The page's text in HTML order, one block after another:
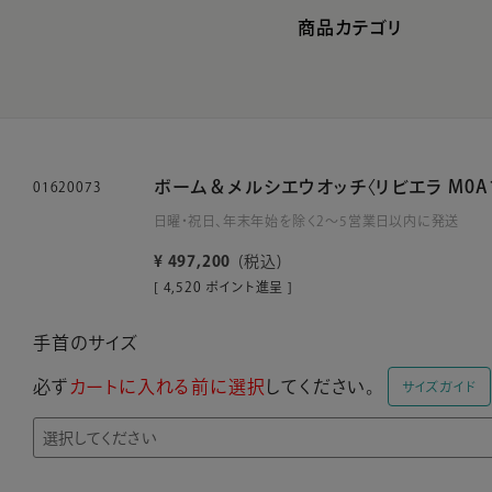
商品カテゴリ
01620073 ボーム＆メルシエウオッチ〈リビエラ
日曜・祝日、年末年始を除く2～5営業日以内に発送
¥ 497,200 税込
[ 4,520 ポイント進呈 ]
手首のサイズ
必ず カートに入れる前に選択 してください。 サイズガイド